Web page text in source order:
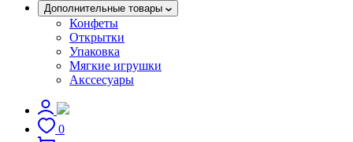
Дополнительные товары
Конфеты
Открытки
Упаковка
Мягкие игрушки
Акссесуары
0